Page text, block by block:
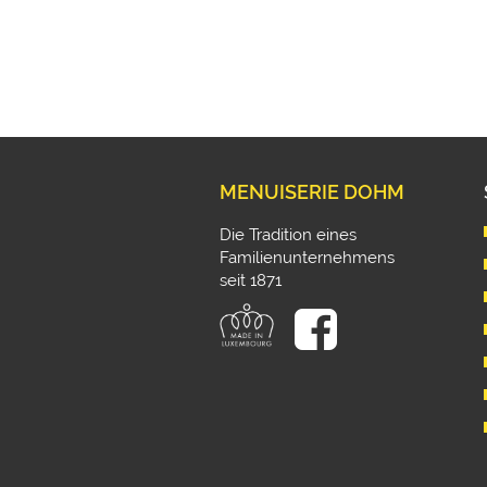
MENUISERIE DOHM
Die Tradition eines
Familienunternehmens
seit 1871